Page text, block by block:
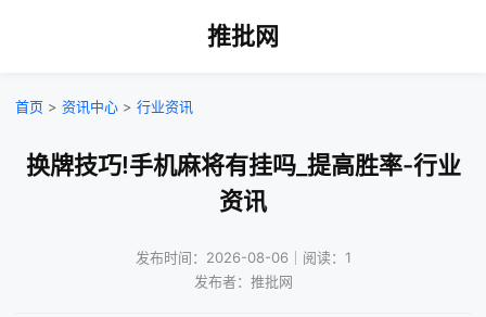
推批网
首页 > 资讯中心 > 行业资讯
换牌技巧!手机麻将有挂吗_提高胜率-行业
资讯
发布时间：2026-08-06｜阅读：1
发布者：推批网